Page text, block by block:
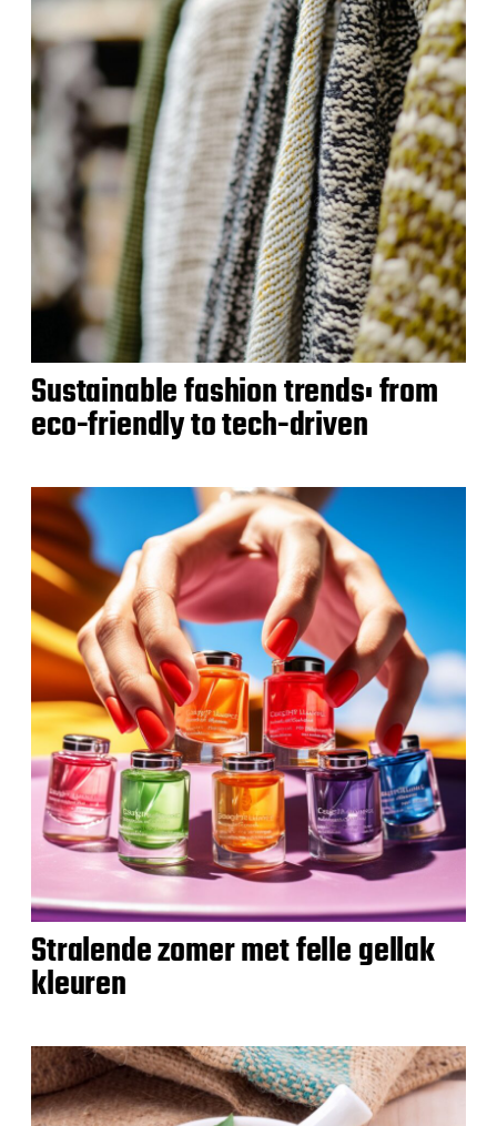
Sustainable fashion trends: from
eco-friendly to tech-driven
Stralende zomer met felle gellak
kleuren